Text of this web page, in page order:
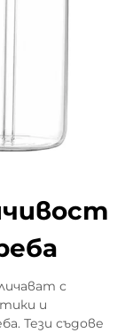
с
и
Тези съдове